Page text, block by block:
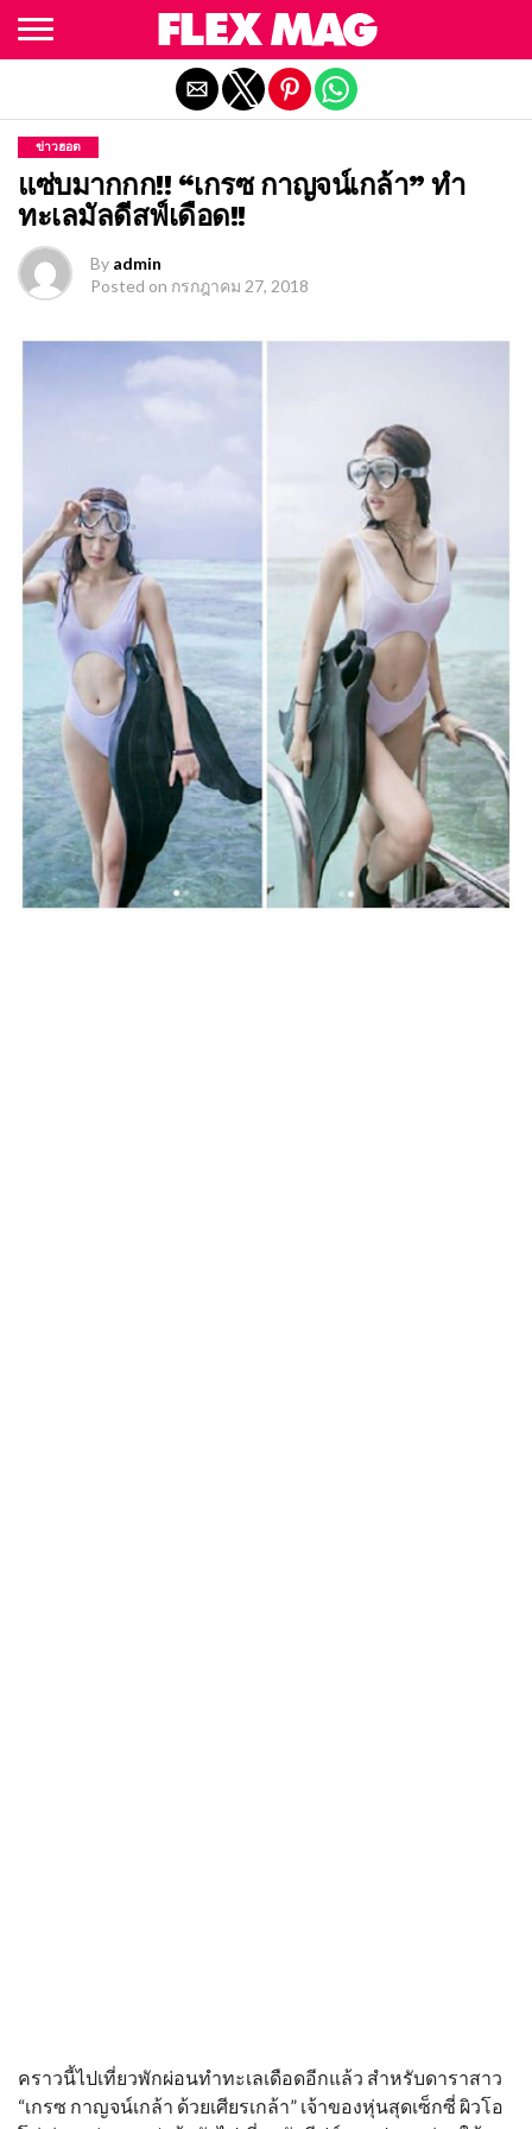
ข่าวฮอต
แซ่บมากกก!! “เกรซ กาญจน์เกล้า” ทำ
ทะเลมัลดีสฟ์เดือด!!
By admin
Posted on กรกฎาคม 27, 2018
คราวนี้ไปเที่ยวพักผ่อนทำทะเลเดือดอีกแล้ว สำหรับดาราสาว
“เกรซ กาญจน์เกล้า ด้วยเศียรเกล้า” เจ้าของหุ่นสุดเซ็กซี่ ผิวโอ
Exit mobile version